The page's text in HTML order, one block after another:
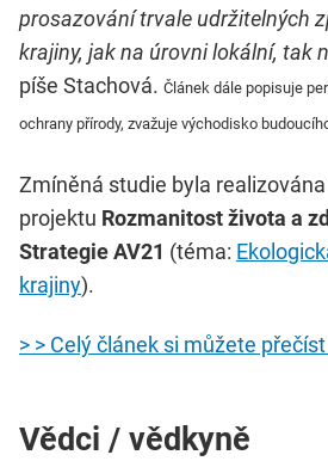
prosazování trvale udržitelných
krajiny, jak na úrovni lokální, tak
píše Stachová. Článek dále popisuje
ochrany přírody, zvažuje východisko
Zmíněná studie byla
projektu Rozmanitost života a
Strategie AV21 (téma:
krajiny).
> > Celý článek si můžete přečíst
Vědci / vědkyně